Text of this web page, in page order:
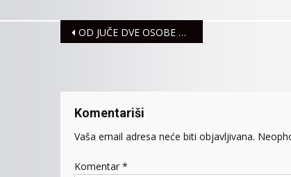
Navigacija
OD JUČE DVE OSOBE POVREĐENE U SAOBRAĆAJNIM NEZGODAMA
Komentariši
Vaša email adresa neće biti objavljivana.
Komentar *